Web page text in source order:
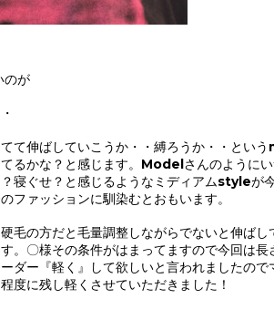
のが
て伸ばしていこうか・・縛ろうか・・とい
るかな？と感じます。Modelさんのように
寝ぐせ？と感じるようなミディアムstyleが
ファッションに馴染むとおもいます。
毛の方だと毛量調整しながらでないと伸ばし
。〇様その条件がはまってますので今回は長
ダー『軽く』して欲しいと言われましたので
度に残し軽くさせていただきました！